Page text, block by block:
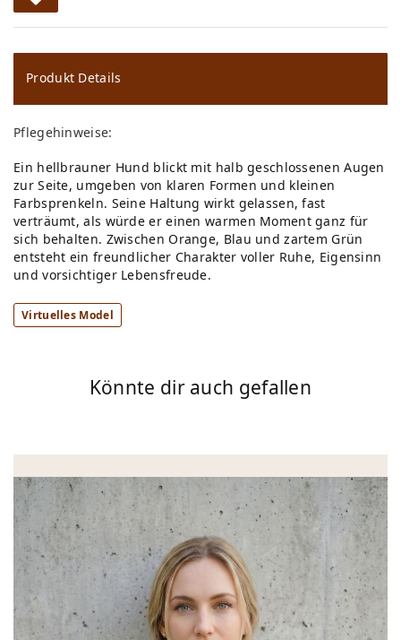
W
u
ns
ch
lis
te
Produkt Details
Pflegehinweise:
Ein hellbrauner Hund blickt mit halb geschlossenen Augen
zur Seite, umgeben von klaren Formen und kleinen
Farbsprenkeln. Seine Haltung wirkt gelassen, fast
verträumt, als würde er einen warmen Moment ganz für
sich behalten. Zwischen Orange, Blau und zartem Grün
entsteht ein freundlicher Charakter voller Ruhe, Eigensinn
und vorsichtiger Lebensfreude.
Virtuelles Model
Könnte dir auch gefallen